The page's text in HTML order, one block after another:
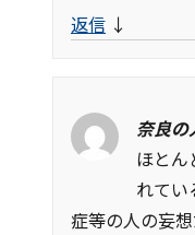
返信 ↓
奈良の
ほとん
れてい
症等の人の妄想